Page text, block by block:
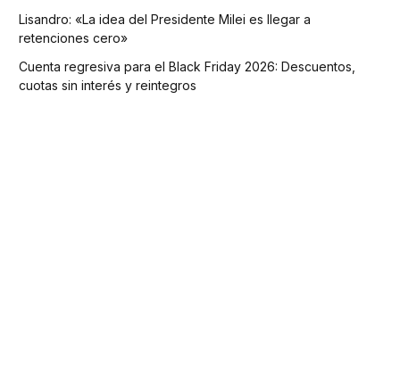
Lisandro: «La idea del Presidente Milei es llegar a
retenciones cero»
Cuenta regresiva para el Black Friday 2026: Descuentos,
cuotas sin interés y reintegros